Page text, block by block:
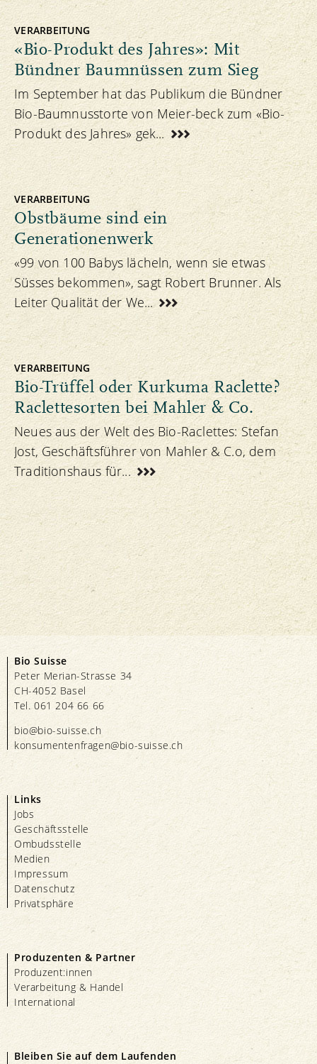
VERARBEITUNG
«Bio-Produkt des Jahres»: Mit
Bündner Baumnüssen zum Sieg
Im September hat das Publikum die Bündner
Bio-Baumnusstorte von Meier-beck zum «Bio-
Produkt des Jahres» gek...
VERARBEITUNG
Obstbäume sind ein
Generationenwerk
«99 von 100 Babys lächeln, wenn sie etwas
Süsses bekommen», sagt Robert Brunner. Als
Leiter Qualität der We...
VERARBEITUNG
Bio-Trüffel oder Kurkuma Raclette?
Raclettesorten bei Mahler & Co.
Neues aus der Welt des Bio-Raclettes: Stefan
Jost, Geschäftsführer von Mahler & C.o, dem
Traditionshaus für...
Bio Suisse
Peter Merian-Strasse 34
CH-4052 Basel
Tel. 061 204 66 66
bio@bio-suisse.ch
konsumentenfragen@bio-suisse.ch
Links
Jobs
Geschäftsstelle
Ombudsstelle
Medien
Impressum
Datenschutz
Privatsphäre
Produzenten & Partner
Produzent:innen
Verarbeitung & Handel
International
Bleiben Sie auf dem Laufenden